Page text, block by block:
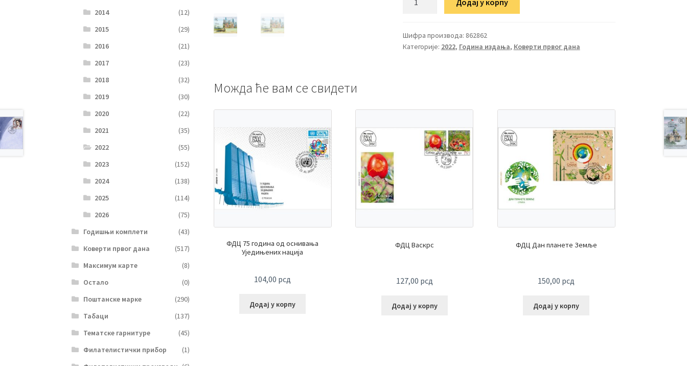
дипломатских
односа
Азербејџан
Шифра производа: 862862
Категорије: 2022, Година издања, Коверти првог дана
Можда ће вам се свидети
ФДЦ 75 година од оснивања
Уједињених нација
104,00 рсд
Додај у корпу
ФДЦ Васкрс
127,00 рсд
Додај у корпу
ФДЦ Дан планете Земље
150,00 рсд
Додај у корпу
2014
(12)
2015
(29)
2016
(21)
2017
(23)
2018
(32)
2019
(30)
2020
(22)
2021
(35)
2022
(55)
2023
(152)
2024
(138)
2025
(114)
2026
(75)
Годишњи комплети
(43)
Коверти првог дана
(517)
Максимум карте
(8)
Остало
(0)
Поштанске марке
(290)
Табаци
(137)
Тематске гарнитуре
(45)
Филателистички прибор
(1)